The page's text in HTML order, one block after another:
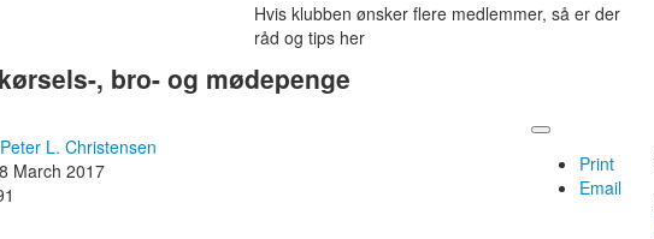
Hvis klubben ønsker flere medlemmer, så er der
råd og tips her
, bro- og mødepenge
Print
Email
Peter L. Christensen
March 2017